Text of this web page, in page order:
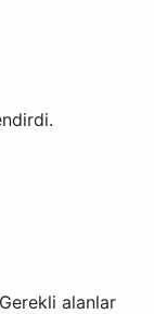
Gerekli alanlar